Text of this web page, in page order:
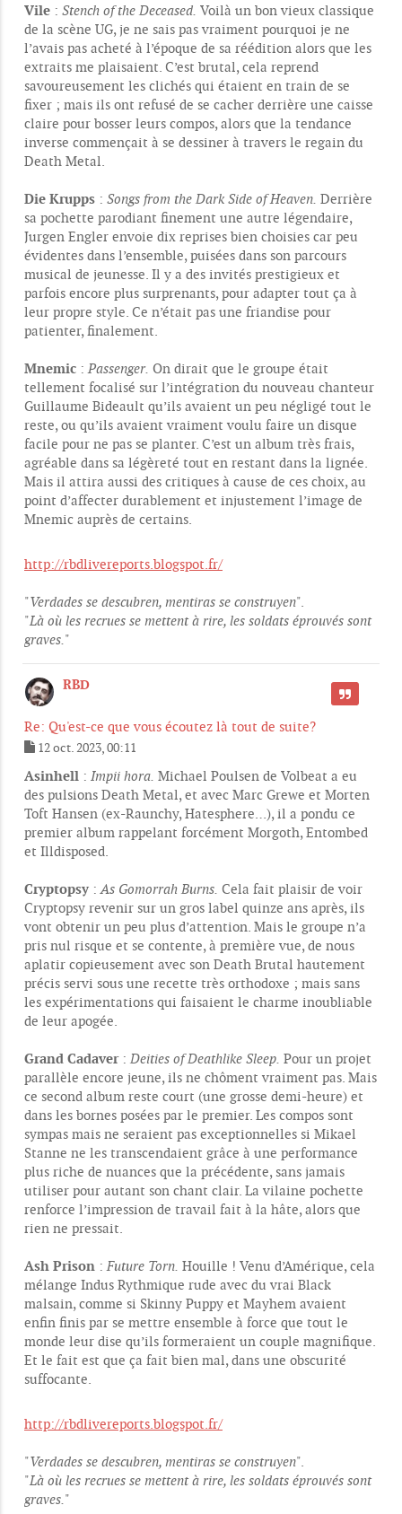
Vile : Stench of the Deceased. Voilà un bon vieux classique
de la scène UG, je ne sais pas vraiment pourquoi je ne
l’avais pas acheté à l’époque de sa réédition alors que les
extraits me plaisaient. C’est brutal, cela reprend
savoureusement les clichés qui étaient en train de se
fixer ; mais ils ont refusé de se cacher derrière une caisse
claire pour bosser leurs compos, alors que la tendance
inverse commençait à se dessiner à travers le regain du
Death Metal.
Die Krupps : Songs from the Dark Side of Heaven. Derrière
sa pochette parodiant finement une autre légendaire,
Jurgen Engler envoie dix reprises bien choisies car peu
évidentes dans l’ensemble, puisées dans son parcours
musical de jeunesse. Il y a des invités prestigieux et
parfois encore plus surprenants, pour adapter tout ça à
leur propre style. Ce n’était pas une friandise pour
patienter, finalement.
Mnemic :Passenger. On dirait que le groupe était
tellement focalisé sur l’intégration du nouveau chanteur
Guillaume Bideault qu’ils avaient un peu négligé tout le
reste, ou qu’ils avaient vraiment voulu faire un disque
facile pour ne pas se planter. C’est un album très frais,
agréable dans sa légèreté tout en restant dans la lignée.
Mais il attira aussi des critiques à cause de ces choix, au
point d’affecter durablement et injustement l’image de
Mnemic auprès de certains.
http://rbdlivereports.blogspot.fr/
"Verdades se descubren, mentiras se construyen".
"Là où les recrues se mettent à rire, les soldats éprouvés sont
graves. "
RBD
Re: Qu'est-ce que vous écoutez là tout de suite?
CITER
e
s
s
a
g
e
12 oct. 2023, 00:11
Asinhell : Impii hora. Michael Poulsen de Volbeat a eu
des pulsions Death Metal, et avec Marc Grewe et Morten
Toft Hansen (ex-Raunchy, Hatesphere…), il a pondu ce
premier album rappelant forcément Morgoth, Entombed
et Illdisposed.
Cryptopsy :As Gomorrah Burns. Cela fait plaisir de voir
Cryptopsy revenir sur un gros label quinze ans après, ils
vont obtenir un peu plus d’attention. Mais le groupe n’a
pris nul risque et se contente, à première vue, de nous
aplatir copieusement avec son Death Brutal hautement
précis servi sous une recette très orthodoxe ; mais sans
les expérimentations qui faisaient le charme inoubliable
de leur apogée.
Grand Cadaver: Deities of Deathlike Sleep. Pour un projet
parallèle encore jeune, ils ne chôment vraiment pas. Mais
ce second album reste court (une grosse demi-heure) et
dans les bornes posées par le premier. Les compos sont
sympas mais ne seraient pas exceptionnelles si Mikael
Stanne ne les transcendaient grâce à une performance
plus riche de nuances que la précédente, sans jamais
utiliser pour autant son chant clair. La vilaine pochette
renforce l’impression de travail fait à la hâte, alors que
rien ne pressait.
Ash Prison :Future Torn. Houille ! Venu d’Amérique, cela
mélange Indus Rythmique rude avec du vrai Black
malsain, comme si Skinny Puppy et Mayhem avaient
enfin finis par se mettre ensemble à force que tout le
monde leur dise qu’ils formeraient un couple magnifique.
Et le fait est que ça fait bien mal, dans une obscurité
suffocante.
http://rbdlivereports.blogspot.fr/
"Verdades se descubren, mentiras se construyen".
"Là où les recrues se mettent à rire, les soldats éprouvés sont
graves. "